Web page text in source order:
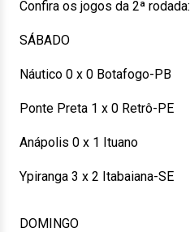
Confira os jogos da 2ª rodada:
SÁBADO
Náutico 0 x 0 Botafogo-PB
Ponte Preta 1 x 0 Retrô-PE
Anápolis 0 x 1 Ituano
Ypiranga 3 x 2 Itabaiana-SE
DOMINGO